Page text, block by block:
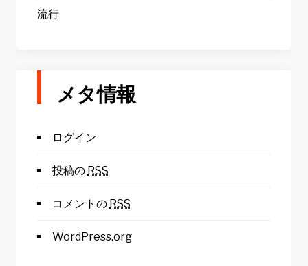
流行
メタ情報
ログイン
投稿の RSS
コメントの RSS
WordPress.org